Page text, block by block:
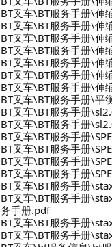
BT叉车\BT服务手册\
BT叉车\BT服务手册\
BT叉车\BT服务手册\
BT叉车\BT服务手册\
BT叉车\BT服务手册\
BT叉车\BT服务手册\伸
BT叉车\BT服务手册\伸
BT叉车\BT服务手册\平
BT叉车\BT服务手册
BT叉车\BT服务手册
BT叉车\BT服务手册
BT叉车\BT服务手册
BT叉车\BT服务手册
BT叉车\BT服务手册
BT叉车\BT服务手册
BT叉车\BT服务手册
务手册.pdf
BT叉车\BT服务手册
BT叉车\BT服务手册